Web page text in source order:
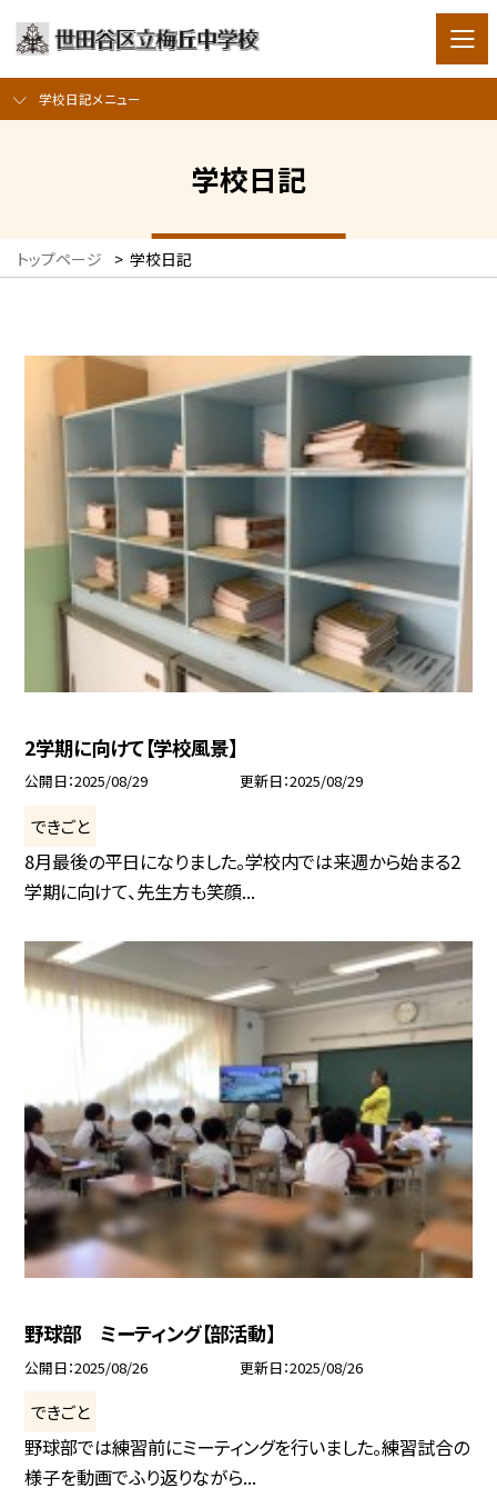
学校日記メニュー
学校日記
トップページ > 学校日記
2学期に向けて【学校風景】
公開日 2025/08/29 更新日 2025/08/29
できごと
8月最後の平日になりました。学校内では来週から始まる2
学期に向けて、先生方も笑顔...
野球部 ミーティング【部活動】
公開日 2025/08/26 更新日 2025/08/26
できごと
野球部では練習前にミーティングを行いました。練習試合の
様子を動画でふり返りながら...